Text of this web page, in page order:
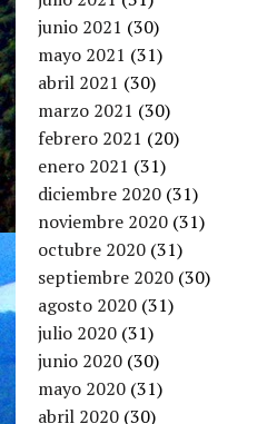
junio 2021 (30)
mayo 2021 (31)
abril 2021 (30)
marzo 2021 (30)
febrero 2021 (20)
enero 2021 (31)
diciembre 2020(31)
noviembre 2020(31)
octubre 2020(31)
septiembre 2020(30)
agosto 2020(31)
julio 2020(31)
junio 2020(30)
mayo 2020(31)
abril 2020(30)